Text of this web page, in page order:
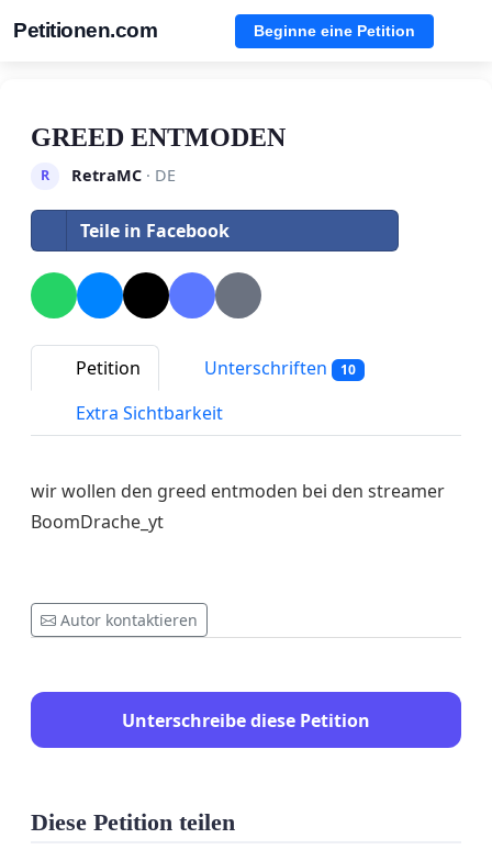
Petitionen.com Beginne eine Petition
GREED ENTMODEN
R RetraMC· DE
Teile in Facebook
Petition Unterschriften 10
Extra Sichtbarkeit
wir wollen den greed entmoden bei den streamer
BoomDrache_yt
Autor kontaktieren
Unterschreibe diese Petition
Diese Petition teilen